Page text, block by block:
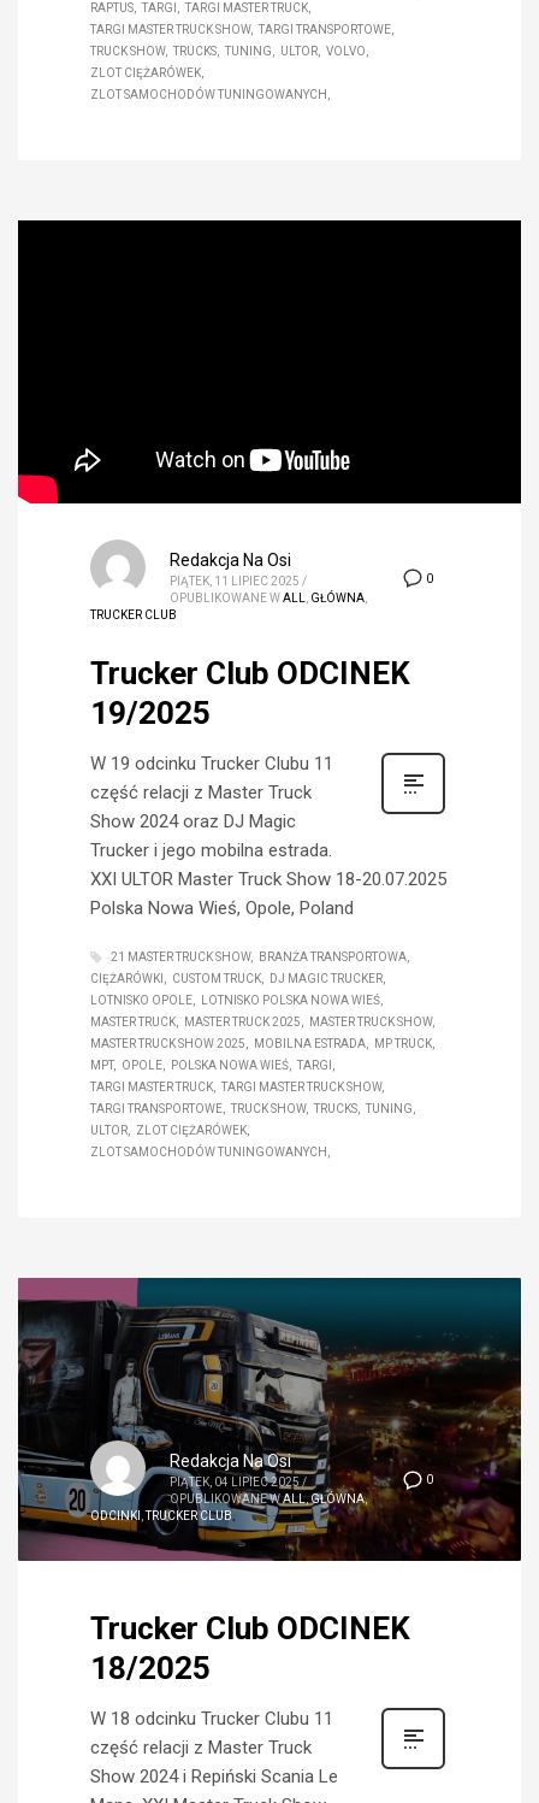
RAPTUS
TARGI
TARGI MASTER TRUCK
TARGI MASTER TRUCK SHOW
TARGI TRANSPORTOWE
TRUCK SHOW
TRUCKS TUNING ULTOR
VOLVO
ZLOT CIĘŻARÓWEK
ZLOT SAMOCHODÓW TUNINGOWANYCH
0
Redakcja Na Osi
PIĄTEK, 11 LIPIEC 2025 /
OPUBLIKOWANE WALL GŁÓWNA
TRUCKER CLUB
Trucker Club ODCINEK
19/2025
W 19 odcinku Trucker Clubu 11
część relacji z Master Truck
Show 2024 oraz DJ Magic
Trucker i jego mobilna estrada.
XXI ULTOR Master Truck Show 18-20.07.2025
Polska Nowa Wieś, Opole, Poland
21 MASTER TRUCK SHOW
BRANŻA TRANSPORTOWA
CIĘŻARÓWKI
CUSTOM TRUCK
DJ MAGIC TRUCKER
LOTNISKO OPOLE
LOTNISKO POLSKA NOWA WIEŚ
MASTER TRUCK
MASTER TRUCK 2025
MASTER TRUCK SHOW
MASTER TRUCK SHOW 2025
MOBILNA ESTRADA
MP TRUCK
MPT
OPOLE POLSKA NOWA WIEŚ
TARGI
TARGI MASTER TRUCK
TARGI MASTER TRUCK SHOW
TARGI TRANSPORTOWE
TRUCK SHOW TRUCKS
TUNING
ULTOR
ZLOT CIĘŻARÓWEK
ZLOT SAMOCHODÓW TUNINGOWANYCH
0
Redakcja Na Osi
PIĄTEK, 04 LIPIEC 2025/
OPUBLIKOWANE WALL,GŁÓWNA,
ODCINKI , TRUCKER CLUB
Trucker Club ODCINEK
18/2025
W 18 odcinku Trucker Clubu 11
część relacji z Master Truck
Show 2024 i Repiński Scania Le